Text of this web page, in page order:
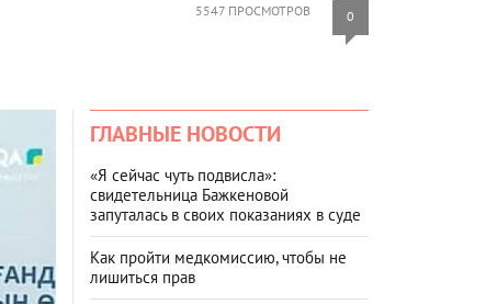
5547 ПРОСМОТРОВ 0
ГЛАВНЫЕ НОВОСТИ
«Я сейчас чуть подвисла»:
свидетельница Бажкеновой
запуталась в своих показаниях в суде
Как пройти медкомиссию, чтобы не
лишиться прав